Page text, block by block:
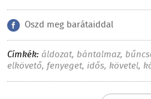
Oszd meg barátaiddal
Címkék: áldozat, bántalmaz,
elkövető, fenyeget, idős, követel,